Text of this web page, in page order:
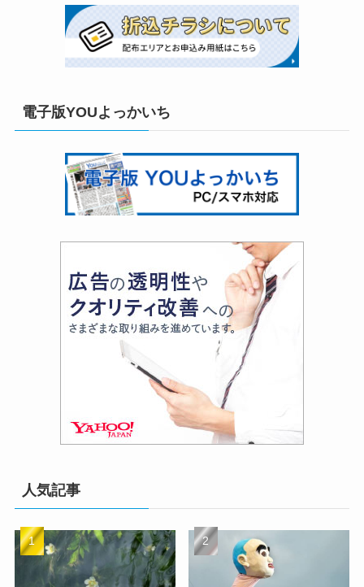
電子版YOUよっかいち
人気記事